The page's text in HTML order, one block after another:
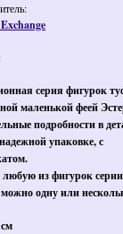
серия фигурок
маленькой феей
подробности в
упаковке, с
любую из фигурок
можно одну или